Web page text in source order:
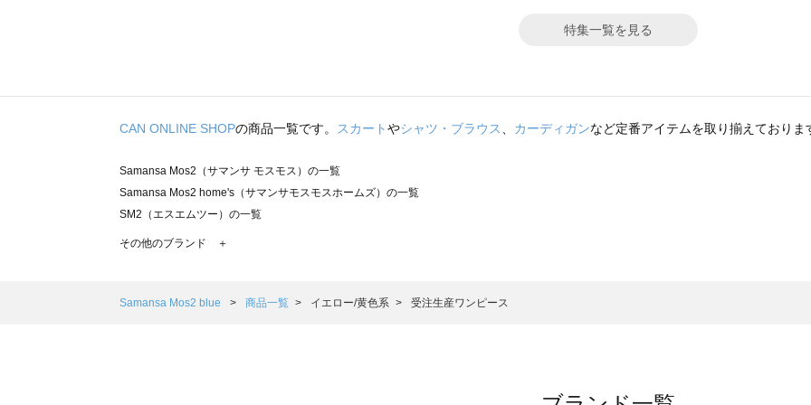
特集一覧を見る
CAN ONLINE SHOPの商品一覧です。 スカートやシャツ・ブラウス、 カーディガンなど定番アイテムを取り揃えておりま
Samansa Mos2（サマンサ モスモス）の一覧
Samansa Mos2 home's（サマンサモスモスホームズ）の一覧
SM2（エスエムツー）の一覧
TSUHARU by Samansa Mos2（ツハルバイサマンサモスモス）の一覧
Samansa Mos2 Lagom（サマンサモスモス ラーゴム）の一覧
その他のブランド ＋
Samansa Mos2 blue 商品一覧 イエロー/黄色系 受注生産ワンピース